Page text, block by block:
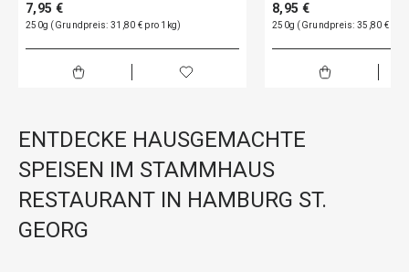
7,95 €
250g (Grundpreis: 31,80 € pro 1kg)
8,95 €
250g (Grundpreis: 35,80 € pro
ENTDECKE HAUSGEMACHTE
SPEISEN IM STAMMHAUS
RESTAURANT IN HAMBURG ST.
GEORG